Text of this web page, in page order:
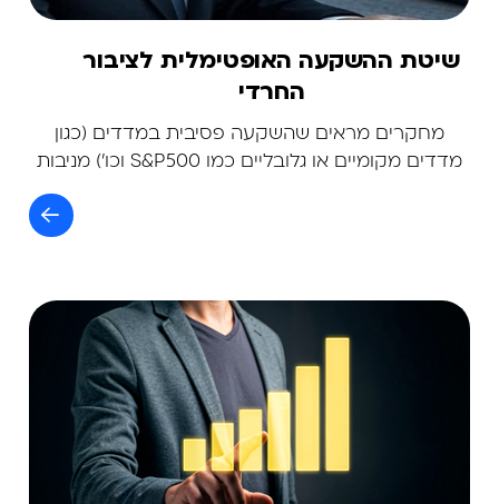
שיטת ההשקעה האופטימלית לציבור
החרדי
מחקרים מראים שהשקעה פסיבית במדדים (כגון
מדדים מקומיים או גלובליים כמו S&P500 וכו') מניבות
תשואות טובות יותר בטווח ארוך מאשר מסחר פעיל